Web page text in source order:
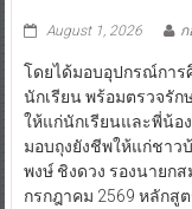
August 1, 2026 ก
โดยได้มอบอุปกรณ์การ
นักเรียน พร้อมตรวจรั
ให้แก่นักเรียนและพี่น้
มอบถุงยังชีพให้แก่ชาว
พงษ์ ชิงดวง รองนายกส
กรกฎาคม 2569 หลักสู